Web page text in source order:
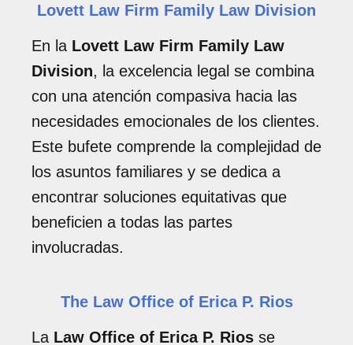
Lovett Law Firm Family Law Division
En la Lovett Law Firm Family Law
Division, la excelencia legal se combina
con una atención compasiva hacia las
necesidades emocionales de los clientes.
Este bufete comprende la complejidad de
los asuntos familiares y se dedica a
encontrar soluciones equitativas que
beneficien a todas las partes
involucradas.
The Law Office of Erica P. Rios
La Law Office of Erica P. Rios se